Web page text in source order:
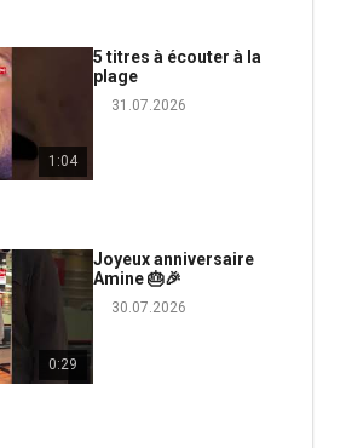
1:04
5 titres à écouter à la
plage
31.07.2026
0:29
Joyeux anniversaire
Amine 🎂🎉
30.07.2026